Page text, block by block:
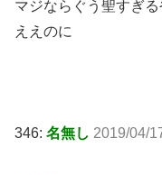
マジならぐう聖すぎ
ええのに
346: 名無し 2019/04/